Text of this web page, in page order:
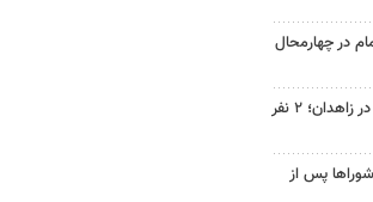
در چهارمحال
حمله مسلحانه به قهوه‌خانه‌ای در زاهدان؛ ۲ نفر
پس از